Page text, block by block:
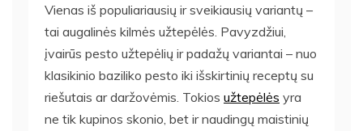
Vienas iš populiariausių ir sveikiausių variantų –
tai augalinės kilmės užtepėlės. Pavyzdžiui,
įvairūs pesto užtepėlių ir padažų variantai – nuo
klasikinio baziliko pesto iki išskirtinių receptų su
riešutais ar daržovėmis. Tokios užtepėlės yra
ne tik kupinos skonio, bet ir naudingų maistinių